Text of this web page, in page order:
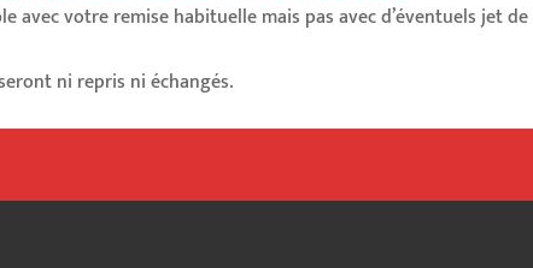
avec votre remise habituelle mais pas avec d’éventuels jet
ni repris ni échangés.